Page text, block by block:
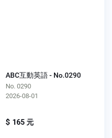
ABC互動英語 - No.0290
No. 0290
2026-08-01
$ 165 元